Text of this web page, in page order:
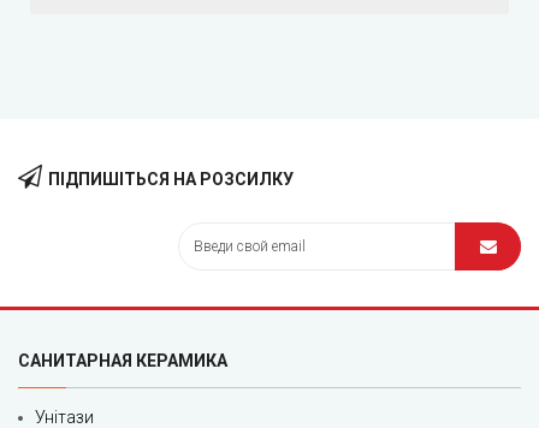
ПІДПИШІТЬСЯ НА РОЗСИЛКУ
САНИТАРНАЯ КЕРАМИКА
Унітази